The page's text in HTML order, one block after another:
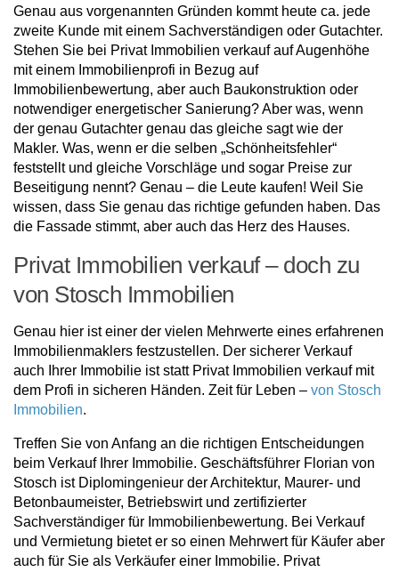
Genau aus vorgenannten Gründen kommt heute ca. jede
zweite Kunde mit einem Sachverständigen oder Gutachter.
Stehen Sie bei Privat Immobilien verkauf auf Augenhöhe
mit einem Immobilienprofi in Bezug auf
Immobilienbewertung, aber auch Baukonstruktion oder
notwendiger energetischer Sanierung? Aber was, wenn
der genau Gutachter genau das gleiche sagt wie der
Makler. Was, wenn er die selben „Schönheitsfehler“
feststellt und gleiche Vorschläge und sogar Preise zur
Beseitigung nennt? Genau – die Leute kaufen! Weil Sie
wissen, dass Sie genau das richtige gefunden haben. Das
die Fassade stimmt, aber auch das Herz des Hauses.
Privat Immobilien verkauf – doch zu
von Stosch Immobilien
Genau hier ist einer der vielen Mehrwerte eines erfahrenen
Immobilienmaklers festzustellen. Der sicherer Verkauf
auch Ihrer Immobilie ist statt Privat Immobilien verkauf mit
dem Profi in sicheren Händen. Zeit für Leben – von Stosch
Immobilien.
Treffen Sie von Anfang an die richtigen Entscheidungen
beim Verkauf Ihrer Immobilie. Geschäftsführer Florian von
Stosch ist Diplomingenieur der Architektur, Maurer- und
Betonbaumeister, Betriebswirt und zertifizierter
Sachverständiger für Immobilienbewertung. Bei Verkauf
und Vermietung bietet er so einen Mehrwert für Käufer aber
auch für Sie als Verkäufer einer Immobilie. Privat